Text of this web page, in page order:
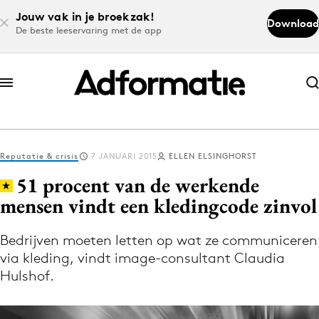
Jouw vak in je broekzak!
De beste leeservaring met de app
Download
Abonneer nu
Abonneer nu
Log in
Volg het laatste nieuws via de Adformatie
Nieuws app
Reputatie & crisis 7 JANUARI 2015 ELLEN ELSINGHORST
51 procent van de werkende
mensen vindt een kledingcode zinvol
Bedrijven moeten letten op wat ze communiceren
via kleding, vindt image-consultant Claudia
Hulshof.